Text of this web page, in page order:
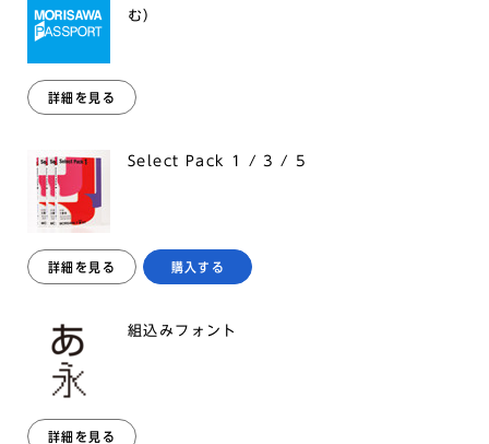
む）
詳細を見る
Select Pack 1 / 3 / 5
詳細を見る 購入する
組込みフォント
詳細を見る